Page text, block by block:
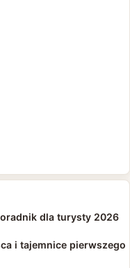
dla turysty 2026
i tajemnice pierwszego